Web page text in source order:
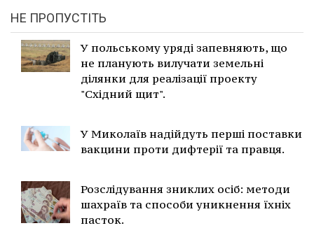
НЕ ПРОПУСТІТЬ
У польському уряді запевняють, що
не планують вилучати земельні
ділянки для реалізації проекту
"Східний щит".
У Миколаїв надійдуть перші поставки
вакцини проти дифтерії та правця.
Розслідування зниклих осіб: методи
шахраїв та способи уникнення їхніх
пасток.